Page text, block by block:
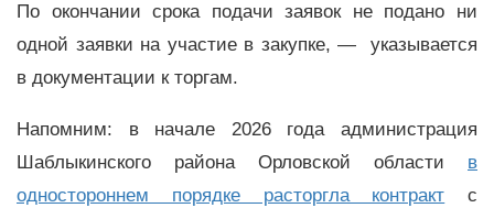
По окончании срока подачи заявок не подано ни
одной заявки на участие в закупке, — указывается
в документации к торгам.
Напомним: в начале 2026 года администрация
Шаблыкинского района Орловской области в
одностороннем порядке расторгла контракт с